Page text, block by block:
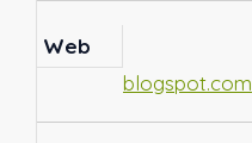
Web
blogspot.com